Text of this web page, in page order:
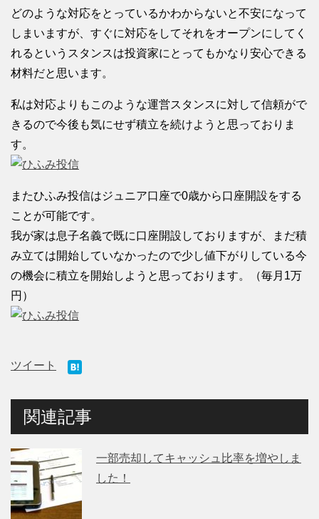
どのような対応をとっているかわからないと不安になって
しまいますが、すぐに対応をしてそれをオープンにしてく
れるというスタンスは投資家にとってもかなり安心できる
材料だと思います。
私は対応よりもこのような運営スタンスに対して信頼がで
きるので今後も気にせず積立を続けようと思っておりま
す。
またひふみ投信はジュニア口座で0歳から口座開設をする
ことが可能です。
我が家は息子名義で既に口座開設しておりますが、まだ積
み立ては開始していなかったので少し値下がりしている今
の機会に積立を開始しようと思っております。（毎月1万
円）
ツイート
関連記事
一部売却してキャッシュ比率を増やしま
した！